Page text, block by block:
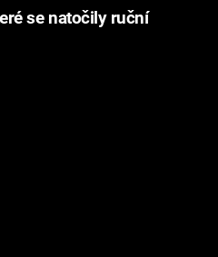
se natočily ruční